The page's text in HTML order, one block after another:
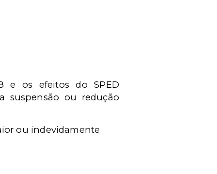
e os efeitos do SPED
suspensão ou redução
ou indevidamente